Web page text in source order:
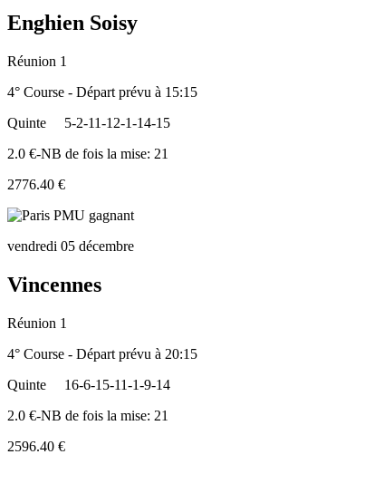
Enghien Soisy
Réunion 1
4° Course - Départ prévu à 15:15
Quinte
5-2-11-12-1-14-15
2.0 €-NB de fois la mise: 21
2776.40 €
vendredi 05 décembre
Vincennes
Réunion 1
4° Course - Départ prévu à 20:15
Quinte
16-6-15-11-1-9-14
2.0 €-NB de fois la mise: 21
2596.40 €